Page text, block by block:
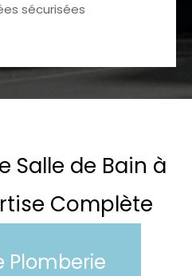
sécurisées
Salle de Bain à
Complète
Plomberie